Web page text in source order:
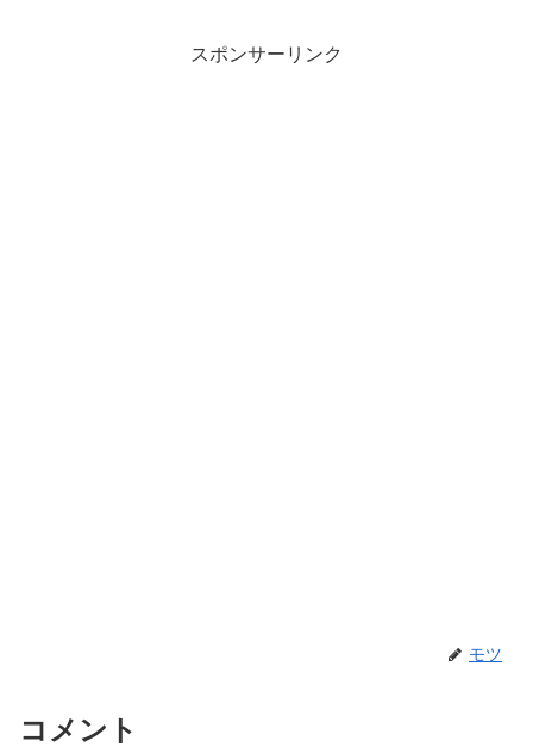
スポンサーリンク
モツ
コメント